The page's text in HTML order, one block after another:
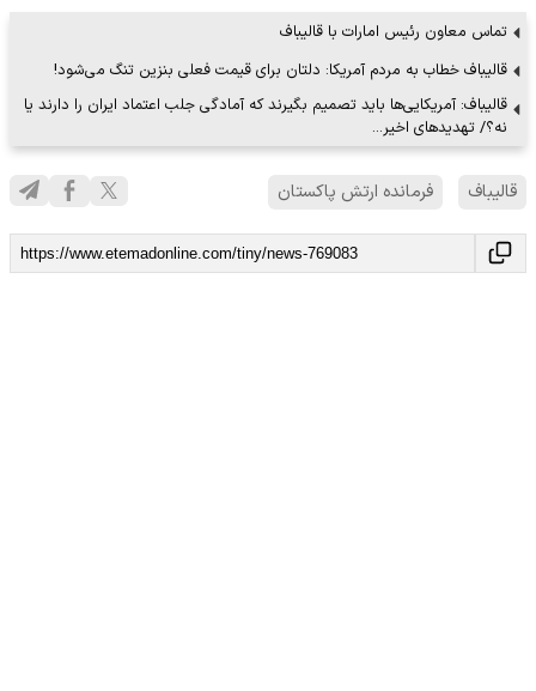
تماس معاون رئیس امارات با قالیباف
قالیباف خطاب به مردم آمریکا: دلتان برای قیمت فعلی بنزین تنگ می‌شود!
قالیباف: آمریکایی‌ها باید تصمیم بگیرند که آمادگی جلب اعتماد ایران را دارند یا
نه؟/ تهدیدهای اخیر…
قالیباف فرمانده ارتش پاکستان